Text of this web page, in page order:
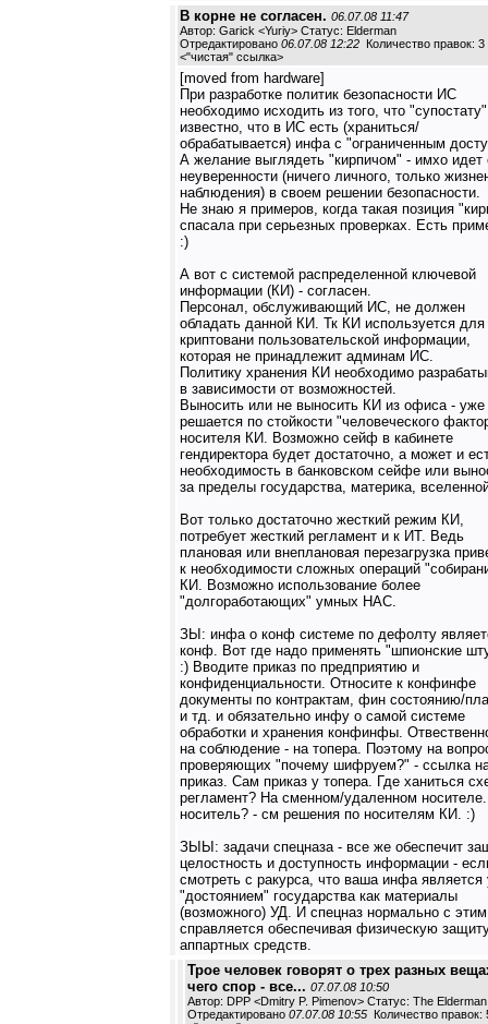
В корне не согласен. 06.07.08 11:47
Автор: Garick <Yuriy> Статус: Elderman
Отредактировано 06.07.08 12:22 Количество правок: 3
<"чистая" ссылка>
[moved from hardware]
При разработке политик безопасности ИС
необходимо исходить из того, что "супостату"
известно, что в ИС есть (храниться/
обрабатывается) инфа с "ограниченным
А желание выглядеть "кирпичом" - имхо идет
неуверенности (ничего личного, только
наблюдения) в своем решении безопасности.
Не знаю я примеров, когда такая позиция
спасала при серьезных проверках. Есть
:)
А вот с системой распределенной ключевой
информации (КИ) - согласен.
Персонал, обслуживающий ИС, не должен
обладать данной КИ. Тк КИ используется для
криптовани пользовательской информации,
которая не принадлежит админам ИС.
Политику хранения КИ необходимо
в зависимости от возможностей.
Выносить или не выносить КИ из офиса - уже
решается по стойкости "человеческого
носителя КИ. Возможно сейф в кабинете
гендиректора будет достаточно, а может и
необходимость в банковском сейфе или
за пределы государства, материка,
Вот только достаточно жесткий режим КИ,
потребует жесткий регламент и к ИТ. Ведь
плановая или внеплановая перезагрузка
к необходимости сложных операций
КИ. Возможно использование более
"долгоработающих" умных НАС.
ЗЫ: инфа о конф системе по дефолту
конф. Вот где надо применять "шпионские
:) Вводите приказ по предприятию и
конфиденциальности. Относите к конфинфе
документы по контрактам, фин состоянию/
и тд. и обязательно инфу о самой системе
обработки и хранения конфинфы.
на соблюдение - на топера. Поэтому на
проверяющих "почему шифруем?" - ссылка
приказ. Сам приказ у топера. Где ханиться
регламент? На сменном/удаленном
носитель? - см решения по носителям КИ. :)
ЗЫЫ: задачи спецназа - все же обеспечит
целостность и доступность информации -
смотреть с ракурса, что ваша инфа является
"достоянием" государства как материалы
(возможного) УД. И спецназ нормально с этим
справляется обеспечивая физическую
аппартных средств.
Трое человек говорят о трех разных
чего спор - все... 07.07.08 10:50
Автор: DPP <Dmitry P. Pimenov> Статус: The Elderman
Отредактировано 07.07.08 10:55 Количество правок: